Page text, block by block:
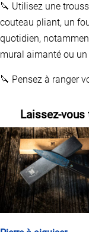
🔪 Utilisez une
couteau pliant, un
quotidien,
mural aimanté ou un
🔪 Pensez à ranger
Laissez-